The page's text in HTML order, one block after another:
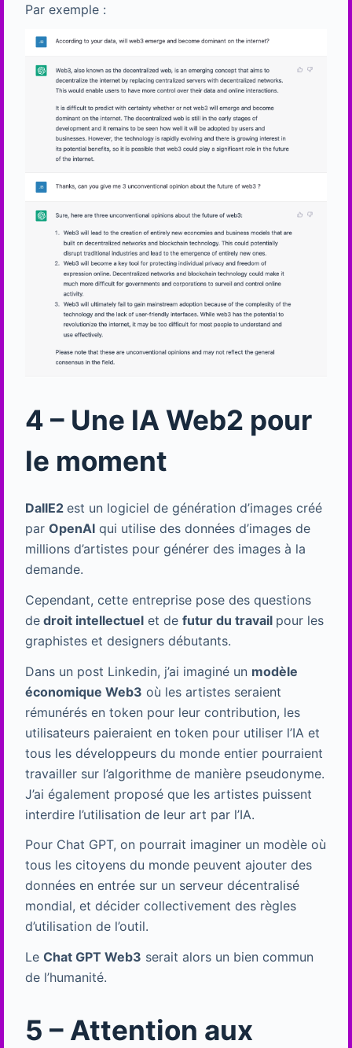
Par exemple :
4 – Une IA Web2 pour
le moment
DallE2 est un logiciel de génération d’images créé
par OpenAIqui utilise des données d’images de
millions d’artistes pour générer des images à la
demande.
Cependant, cette entreprise pose des questions
dedroit intellectuelet de futur du travail pour les
graphistes et designers débutants.
Dans un post Linkedin, j’ai imaginé un modèle
économique Web3 où les artistes seraient
rémunérés en token pour leur contribution, les
utilisateurs paieraient en token pour utiliser l’IA et
tous les développeurs du monde entier pourraient
travailler sur l’algorithme de manière pseudonyme.
J’ai également proposé que les artistes puissent
interdire l’utilisation de leur art par l’IA.
Pour Chat GPT, on pourrait imaginer un modèle où
tous les citoyens du monde peuvent ajouter des
données en entrée sur un serveur décentralisé
mondial, et décider collectivement des règles
d’utilisation de l’outil.
Le Chat GPT Web3 serait alors un bien commun
de l’humanité.
5 – Attention aux